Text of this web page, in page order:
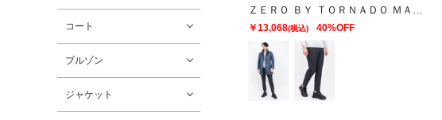
コート
ブルゾン
ジャケット
￥13,068(税込) 40%OFF